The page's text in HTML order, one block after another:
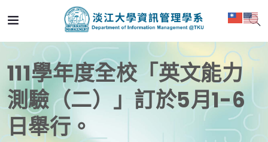
111學年度全校「英文能力
測驗（二）」訂於5月1-6
日舉行。